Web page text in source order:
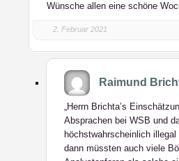
Wünsche allen eine schöne
2. Februar 2021
Raimund
„Herrn Brichta’s
Absprachen bei WSB und
höchstwahrscheinlich
dann müssten auch viele